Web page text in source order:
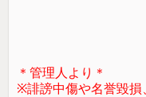
＊管理人より＊
※誹謗中傷や名誉毀損